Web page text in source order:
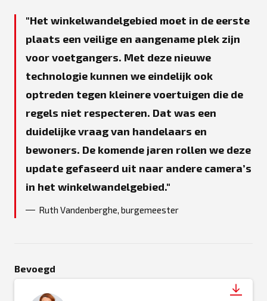
Het winkelwandelgebied moet in de eerste
plaats een veilige en aangename plek zijn
voor voetgangers. Met deze nieuwe
technologie kunnen we eindelijk ook
optreden tegen kleinere voertuigen die de
regels niet respecteren. Dat was een
duidelijke vraag van handelaars en
bewoners. De komende jaren rollen we deze
update gefaseerd uit naar andere camera’s
in het winkelwandelgebied.
Ruth Vandenberghe, burgemeester
Bevoegd